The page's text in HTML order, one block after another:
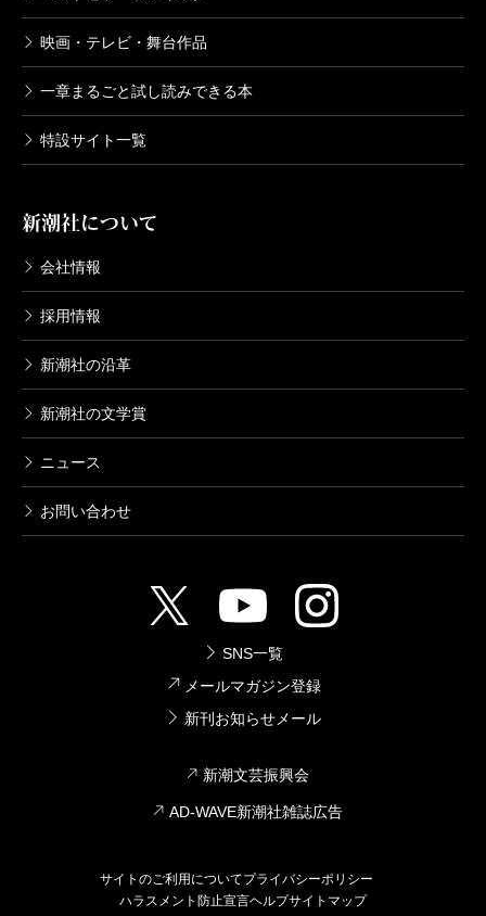
映画・テレビ・舞台作品
一章まるごと試し読みできる本
特設サイト一覧
新潮社について
会社情報
採用情報
新潮社の沿革
新潮社の文学賞
ニュース
お問い合わせ
SNS一覧
メールマガジン登録
新刊お知らせメール
新潮文芸振興会
AD-WAVE新潮社雑誌広告
サイトのご利用についてプライバシーポリシー
ハラスメント防止宣言ヘルプサイトマップ